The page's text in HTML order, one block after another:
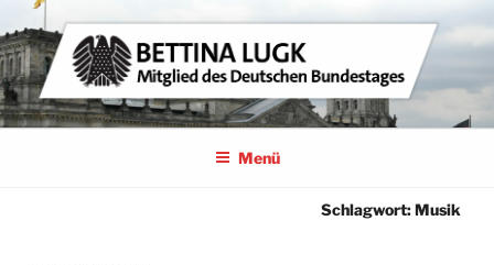
Zum
Inhalt
springen
BETTINA LUGK
MITGLIED DES DEUTSCHEN BUNDESTAGES
Menü
Schlagwort:Musik